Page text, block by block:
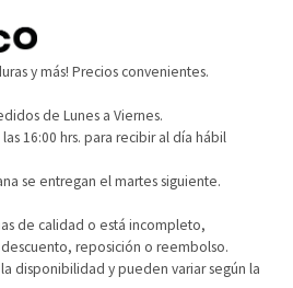
y más! Precios convenientes.
de Lunes a Viernes.
16:00 hrs. para recibir al día hábil
se entregan el martes siguiente.
de calidad o está incompleto,
reposición o reembolso.
disponibilidad y pueden variar según la